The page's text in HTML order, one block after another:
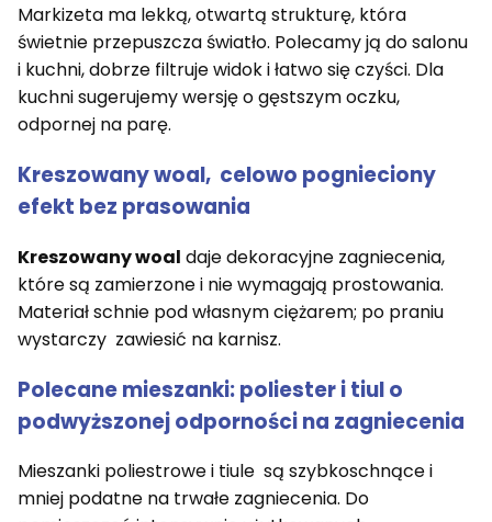
Markizeta ma lekką, otwartą strukturę, która
świetnie przepuszcza światło. Polecamy ją do salonu
i kuchni, dobrze filtruje widok i łatwo się czyści. Dla
kuchni sugerujemy wersję o gęstszym oczku,
odpornej na parę.
Kreszowany woal, celowo pognieciony
efekt bez prasowania
Kreszowany woal daje dekoracyjne zagniecenia,
które są zamierzone i nie wymagają prostowania.
Materiał schnie pod własnym ciężarem; po praniu
wystarczy zawiesić na karnisz.
Polecane mieszanki: poliester i tiul o
podwyższonej odporności na zagniecenia
Mieszanki poliestrowe i tiule są szybkoschnące i
mniej podatne na trwałe zagniecenia. Do